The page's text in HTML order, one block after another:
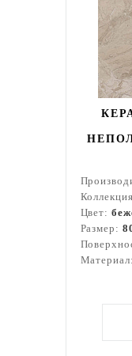
Цвет:
Размер:
Материал: